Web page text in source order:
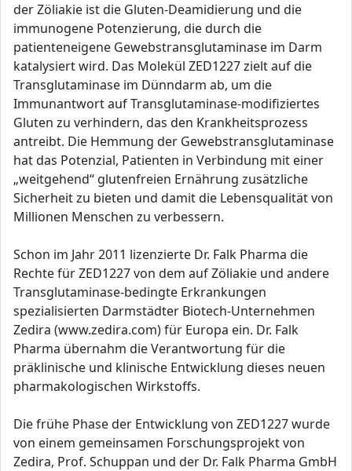
der Zöliakie ist die Gluten-Deamidierung und die
immunogene Potenzierung, die durch die
patienteneigene Gewebstransglutaminase im Darm
katalysiert wird. Das Molekül ZED1227 zielt auf die
Transglutaminase im Dünndarm ab, um die
Immunantwort auf Transglutaminase-modifiziertes
Gluten zu verhindern, das den Krankheitsprozess
antreibt. Die Hemmung der Gewebstransglutaminase
hat das Potenzial, Patienten in Verbindung mit einer
„weitgehend“ glutenfreien Ernährung zusätzliche
Sicherheit zu bieten und damit die Lebensqualität von
Millionen Menschen zu verbessern.
Schon im Jahr 2011 lizenzierte Dr. Falk Pharma die
Rechte für ZED1227 von dem auf Zöliakie und andere
Transglutaminase-bedingte Erkrankungen
spezialisierten Darmstädter Biotech-Unternehmen
Zedira (www.zedira.com) für Europa ein. Dr. Falk
Pharma übernahm die Verantwortung für die
präklinische und klinische Entwicklung dieses neuen
pharmakologischen Wirkstoffs.
Die frühe Phase der Entwicklung von ZED1227 wurde
von einem gemeinsamen Forschungsprojekt von
Zedira, Prof. Schuppan und der Dr. Falk Pharma GmbH